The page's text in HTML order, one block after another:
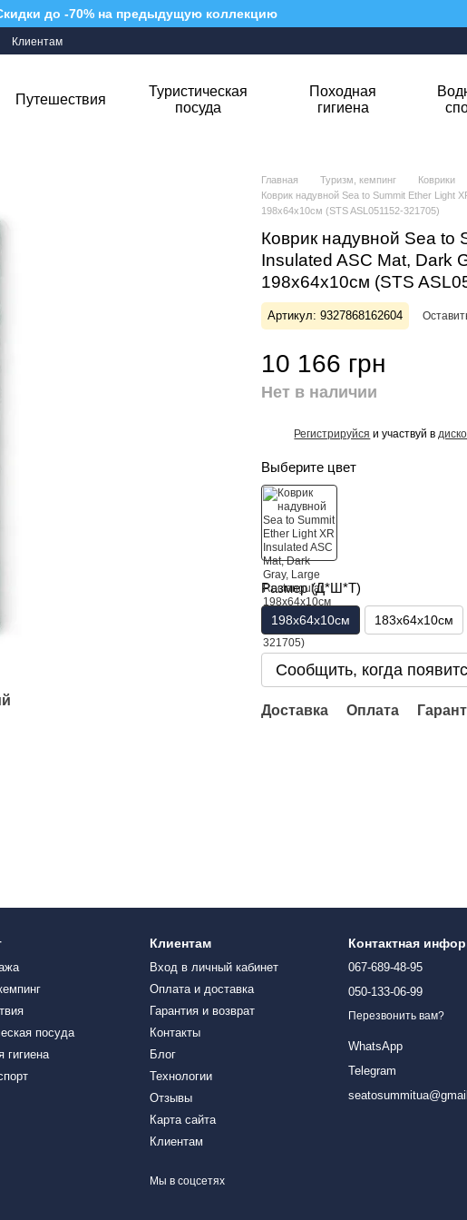
до -70% на предыдущую коллекцию
Клиентам
Путешествия
Туристическая
посуда
Походная
гигиена
Главная Туризм, кемпинг Коврики
Коврик надувной Sea to Summit Ether Light
198х64х10см (STS ASL051152-321705)
Коврик надувной Sea to
Insulated ASC Mat, Dark
198х64х10см (STS
Артикул: 9327868162604
10 166 грн
Нет в наличии
Регистрируйся и участвуй в
Выберите цвет
Размер (Д*Ш*Т)
198х64х10см 183х64х10см
Сообщить, когда
Доставка Оплата
посуда
гигиена
Клиентам
Вход в личный кабинет
Оплата и доставка
Гарантия и возврат
Контакты
Блог
Технологии
Отзывы
Карта сайта
Клиентам
Мы в соцсетях
Контактная
067-689-48-95
050-133-06-99
Перезвонить вам?
WhatsApp
Telegram